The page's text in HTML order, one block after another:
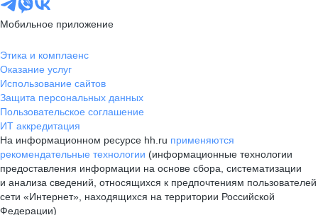
Мобильное приложение
Этика и комплаенс
Оказание услуг
Использование сайтов
Защита персональных данных
Пользовательское соглашение
ИТ аккредитация
На информационном ресурсе hh.ru применяются
рекомендательные технологии (информационные технологии
предоставления информации на основе сбора, систематизации
и анализа сведений, относящихся к предпочтениям пользователей
сети «Интернет», находящихся на территории Российской
Федерации)